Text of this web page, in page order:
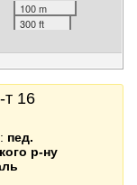
100 m
300 ft
т 16
пед.
р-ну